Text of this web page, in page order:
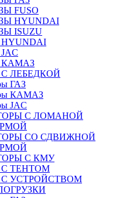
FUSO
HYUNDAI
ISUZU
КАМАЗ
ЛЕБЕДКОЙ
ГАЗ
КАМАЗ
JAC
С ЛОМАНОЙ
СО СДВИЖНОЙ
С КМУ
ТЕНТОМ
УСТРОЙСТВОМ